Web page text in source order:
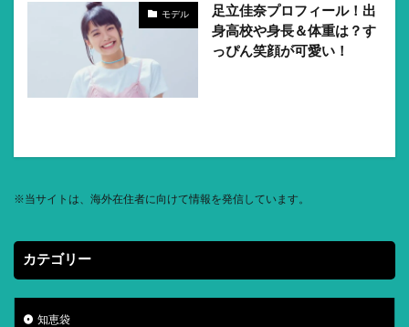
モデル
足立佳奈プロフィール！出
身高校や身長＆体重は？す
っぴん笑顔が可愛い！
※当サイトは、海外在住者に向けて情報を発信しています。
カテゴリー
知恵袋